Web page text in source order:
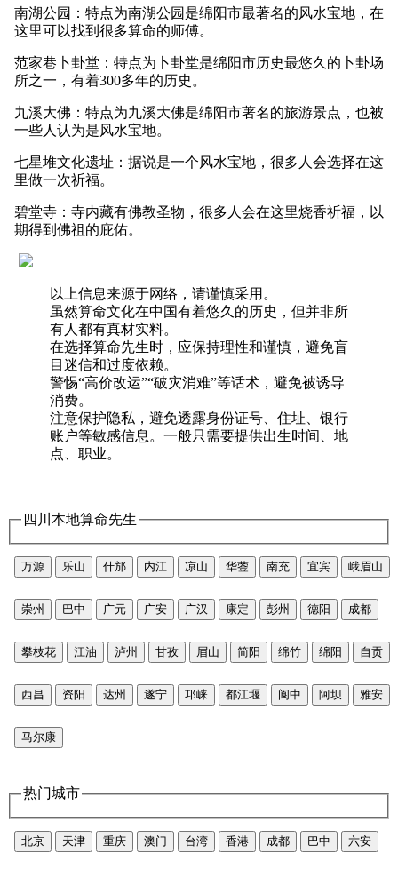
南湖公园：特点为南湖公园是绵阳市最著名的风水宝地，在
这里可以找到很多算命的师傅。
范家巷卜卦堂：特点为卜卦堂是绵阳市历史最悠久的卜卦场
所之一，有着300多年的历史。
九溪大佛：特点为九溪大佛是绵阳市著名的旅游景点，也被
一些人认为是风水宝地。
七星堆文化遗址：据说是一个风水宝地，很多人会选择在这
里做一次祈福。
碧堂寺：寺内藏有佛教圣物，很多人会在这里烧香祈福，以
期得到佛祖的庇佑。
以上信息来源于网络，请谨慎采用。
虽然算命文化在中国有着悠久的历史，但并非所
有人都有真材实料。
在选择算命先生时，应保持理性和谨慎，避免盲
目迷信和过度依赖。
警惕“高价改运”“破灾消难”等话术，避免被诱导
消费。
注意保护隐私，避免透露身份证号、住址、银行
账户等敏感信息。一般只需要提供出生时间、地
点、职业。
四川本地算命先生
万源 乐山 什邡 内江 凉山 华蓥 南充 宜宾 峨眉山
崇州 巴中 广元 广安 广汉 康定 彭州 德阳 成都
攀枝花 江油 泸州 甘孜 眉山 简阳 绵竹 绵阳 自贡
西昌 资阳 达州 遂宁 邛崃 都江堰 阆中 阿坝 雅安
马尔康
热门城市
北京 天津 重庆 澳门 台湾 香港 成都 巴中 六安